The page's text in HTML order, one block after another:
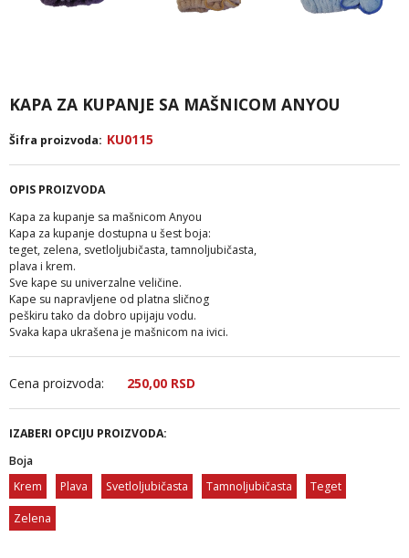
KAPA ZA KUPANJE SA MAŠNICOM ANYOU
Šifra proizvoda: KU0115
OPIS PROIZVODA
Kapa za kupanje sa mašnicom Anyou
Kapa za kupanje dostupna u šest boja:
teget, zelena, svetloljubičasta, tamnoljubičasta,
plava i krem.
Sve kape su univerzalne veličine.
Kape su napravljene od platna sličnog
peškiru tako da dobro upijaju vodu.
Svaka kapa ukrašena je mašnicom na ivici.
Cena proizvoda: 250,00 RSD
IZABERI OPCIJU PROIZVODA:
Boja
Krem
Plava Svetloljubičasta Tamnoljubičasta Teget
Zelena